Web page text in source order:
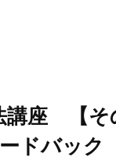
講座 【
ドバック